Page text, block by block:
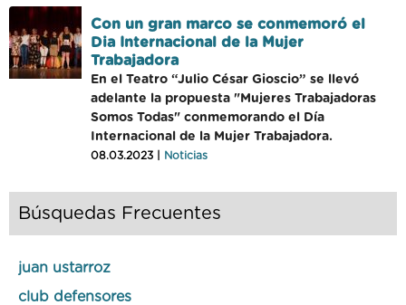
Con un gran marco se conmemoró el
Dia Internacional de la Mujer
Trabajadora
En el Teatro “Julio César Gioscio” se llevó
adelante la propuesta "Mujeres Trabajadoras
Somos Todas" conmemorando el Día
Internacional de la Mujer Trabajadora.
08.03.2023 | Noticias
Búsquedas Frecuentes
juan ustarroz
club defensores